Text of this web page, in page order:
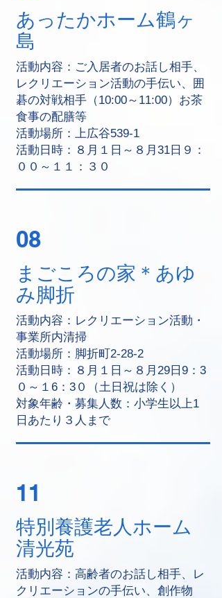
あったかホーム鶴ヶ
島
活動内容：ご入居者のお話し相手、
レクリエーション活動の手伝い、囲
碁の対戦相手（10:00～11:00）お茶
食事の配膳等
活動場所：上広谷539-1
活動日時：８月１日～８月31日９：
００～１１：３０
08
まごころの家＊あゆ
み脚折
活動内容：レクリエーション活動・
事業所内清掃
活動場所：脚折町2-28-2
活動日時：８月１日～８月29日9：3
０～１6：3０（土日祝は除く）
対象年齢・募集人数：小学生以上1
日あたり３人まで
11
特別養護老人ホーム
清光苑
活動内容：高齢者のお話し相手、レ
クリエーションの手伝い、創作物